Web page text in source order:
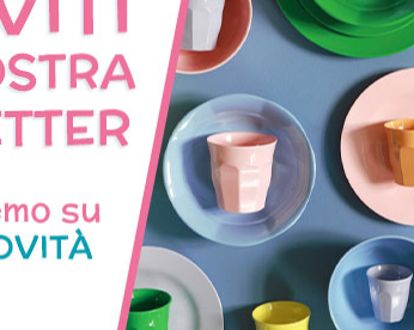
Timbro "Date Time
6,00 €